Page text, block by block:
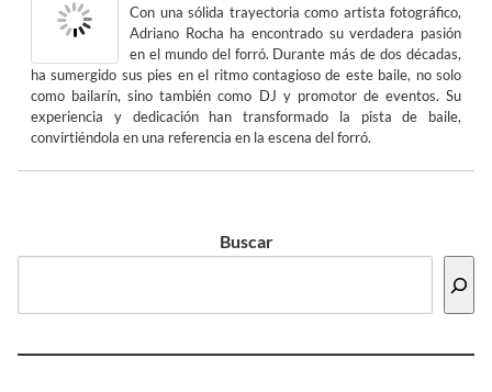
Con una sólida trayectoria como artista fotográfico,
Adriano Rocha ha encontrado su verdadera pasión
en el mundo del forró. Durante más de dos décadas,
ha sumergido sus pies en el ritmo contagioso de este baile, no solo
como bailarín, sino también como DJ y promotor de eventos. Su
experiencia y dedicación han transformado la pista de baile,
convirtiéndola en una referencia en la escena del forró.
Buscar